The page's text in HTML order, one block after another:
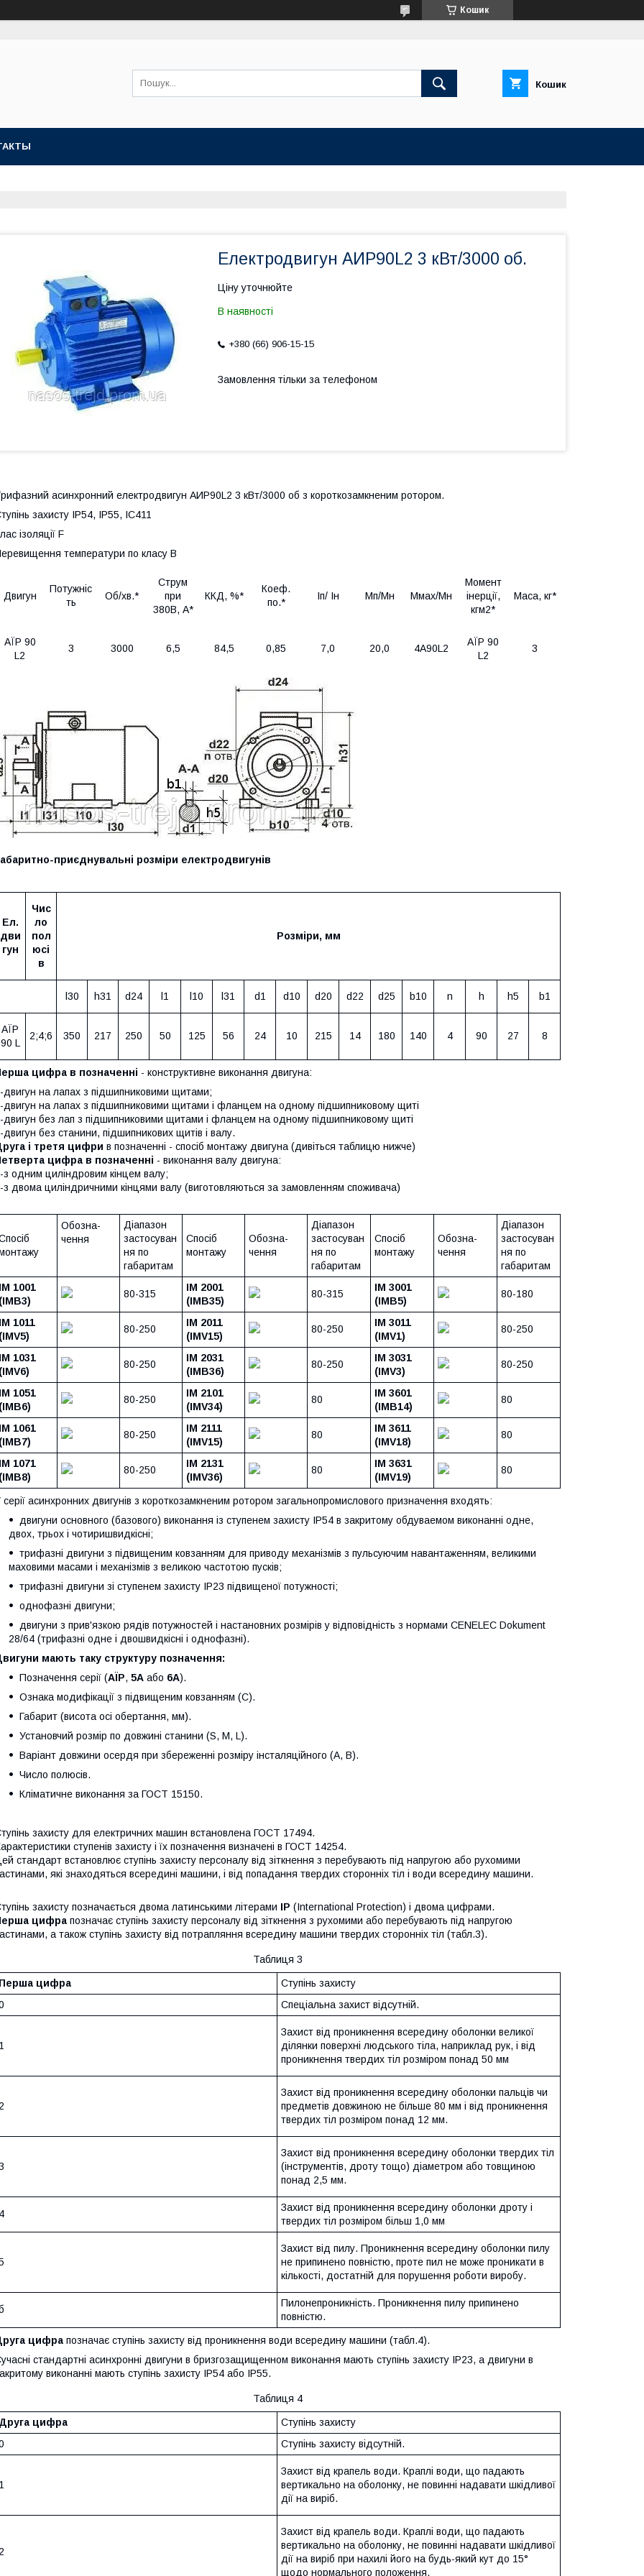
Кошик
Кошик
Електродвигун АИР90L2 3 кВт/3000 об.
Ціну уточнюйте
В наявності
+380 (66) 906-15-15
Замовлення тільки за телефоном
асинхронний електродвигун АИР90L2 3 кВт/3000 об з короткозамкненим ротором.
захисту IP54, IP55, ІС411
ізоляції F
температури по класу В
Двигун
Потужніс
ть
Об/хв.*
Струм
при
380В, А*
ККД, %*
Коеф.
по.*
Іп/ Ін Мп/Мн Ммах/Мн
Момент
інерції,
кгм2*
Маса, кг*
АЇР 90
L2
3 3000 6,5 84,5 0,85 7,0 20,0 4А90L2
АЇР 90
L2
3
приєднувальні розміри електродвигунів
Ел.
дви
гун
Чис
ло
пол
юсі
в
Розміри, мм
l30 h31 d24 l1 l10 l31 d1 d10 d20 d22 d25 b10 n h h5 b1
АЇР
90 L
2;4;6 350 217 250 50 125 56 24 10 215 14 180 140 4 90 27 8
цифра в позначенні - конструктивне виконання двигуна:
-двигун на лапах з підшипниковими щитами;
-двигун на лапах з підшипниковими щитами і фланцем на одному підшипниковому щиті
-двигун без лап з підшипниковими щитами і фланцем на одному підшипниковому щиті
-двигун без станини, підшипникових щитів і валу.
і третя цифри в позначенні - спосіб монтажу двигуна (дивіться таблицю нижче)
цифра в позначенні - виконання валу двигуна:
-з одним циліндровим кінцем валу;
-з двома циліндричними кінцями валу (виготовляються за замовленням споживача)
Обозна-
чення
Діапазон
застосуван
ня по
габаритам
Спосіб
монтажу
Обозна-
чення
Діапазон
застосуван
ня по
габаритам
Спосіб
монтажу
Обозна-
чення
Діапазон
застосуван
ня по
габаритам
1001
80-315
IM 2001
(IMB35)
80-315
IM 3001
(IMB5)
80-180
1011
80-250
IM 2011
(IMV15)
80-250
IM 3011
(IMV1)
80-250
1031
80-250
IM 2031
(IMB36)
80-250
IM 3031
(IMV3)
80-250
1051
80-250
IM 2101
(IMV34)
80
IM 3601
(IMB14)
80
1061
80-250
IM 2111
(IMV15)
80
IM 3611
(IMV18)
80
1071
80-250
IM 2131
(IMV36)
80
IM 3631
(IMV19)
80
серії асинхронних двигунів з короткозамкненим ротором загальнопромислового призначення входять:
двигуни основного (базового) виконання із ступенем захисту IP54 в закритому обдуваемом виконанні одне,
двох, трьох і чотиришвидкісні;
трифазні двигуни з підвищеним ковзанням для приводу механізмів з пульсуючим навантаженням, великими
маховими масами і механізмів з великою частотою пусків;
трифазні двигуни зі ступенем захисту IP23 підвищеної потужності;
однофазні двигуни;
двигуни з прив'язкою рядів потужностей і настановних розмірів у відповідність з нормами CENELEC Dokument
28/64 (трифазні одне і двошвидкісні і однофазні).
мають таку структуру позначення:
Позначення серії (АЇР, 5А або 6А).
Ознака модифікації з підвищеним ковзанням (С).
Габарит (висота осі обертання, мм).
Установчий розмір по довжині станини (S, M, L).
Варіант довжини осердя при збереженні розміру інсталяційного (А, В).
Число полюсів.
Кліматичне виконання за ГОСТ 15150.
захисту для електричних машин встановлена ГОСТ 17494.
ступенів захисту і їх позначення визначені в ГОСТ 14254.
стандарт встановлює ступінь захисту персоналу від зіткнення з перебувають під напругою або рухомими
які знаходяться всередині машини, і від попадання твердих сторонніх тіл і води всередину машини.
захисту позначається двома латинськими літерами IP (International Protection) і двома цифрами.
цифра позначає ступінь захисту персоналу від зіткнення з рухомими або перебувають під напругою
а також ступінь захисту від потрапляння всередину машини твердих сторонніх тіл (табл.3).
Таблиця 3
цифра
Ступінь захисту
Спеціальна захист відсутній.
Захист від проникнення всередину оболонки великої
ділянки поверхні людського тіла, наприклад рук, і від
проникнення твердих тіл розміром понад 50 мм
Захист від проникнення всередину оболонки пальців чи
предметів довжиною не більше 80 мм і від проникнення
твердих тіл розміром понад 12 мм.
Захист від проникнення всередину оболонки твердих тіл
(інструментів, дроту тощо) діаметром або товщиною
понад 2,5 мм.
Захист від проникнення всередину оболонки дроту і
твердих тіл розміром більш 1,0 мм
Захист від пилу. Проникнення всередину оболонки пилу
не припинено повністю, проте пил не може проникати в
кількості, достатній для порушення роботи виробу.
Пилонепроникність. Проникнення пилу припинено
повністю.
цифра позначає ступінь захисту від проникнення води всередину машини (табл.4).
стандартні асинхронні двигуни в бризгозащищенном виконання мають ступінь захисту IP23, а двигуни в
виконанні мають ступінь захисту IP54 або IP55.
Таблиця 4
цифра
Ступінь захисту
Ступінь захисту відсутній.
Захист від крапель води. Краплі води, що падають
вертикально на оболонку, не повинні надавати шкідливої
дії на виріб.
Захист від крапель води. Краплі води, що падають
вертикально на оболонку, не повинні надавати шкідливої
дії на виріб при нахилі його на будь-який кут до 15°
щодо нормального положення.